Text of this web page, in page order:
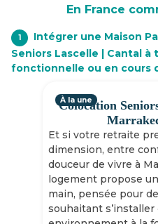
En France
1
Intégrer une Maison
Seniors Lascelle | Cantal à
fonctionnelle ou en cours
Colocation
Et si votre retraite
dimension, entre
douceur de vivre à
logement propose
main, pensée pour
souhaitant s’installer
À la une